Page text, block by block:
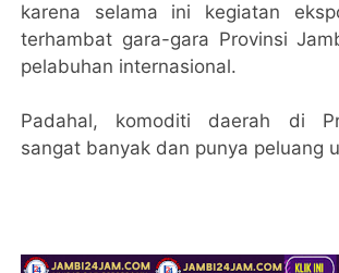
karena selama ini kegiatan
terhambat gara-gara Provinsi
pelabuhan internasional.
Padahal, komoditi daerah di
sangat banyak dan punya peluang